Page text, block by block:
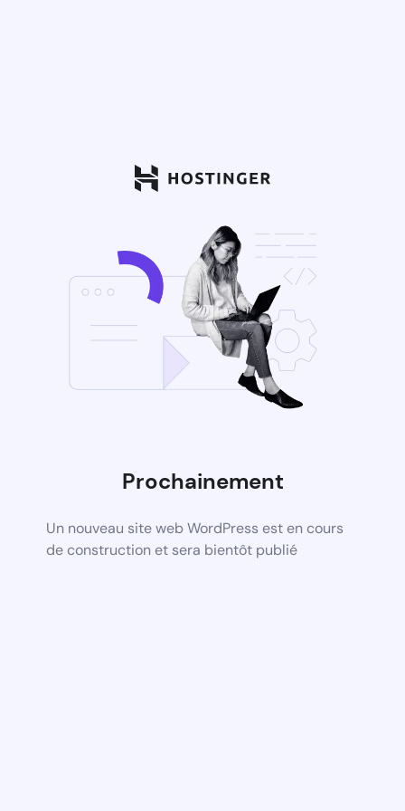
Prochainement
Un nouveau site web WordPress est en cours
de construction et sera bientôt publié